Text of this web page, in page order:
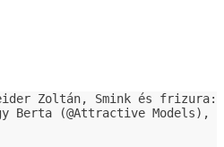
Zoltán, Smink és frizura:
Berta (@Attractive Models),